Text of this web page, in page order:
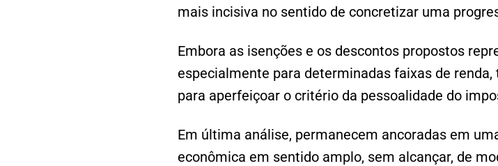
mais incisiva no sentido de concretizar uma
Embora as isenções e os descontos propostos
especialmente para determinadas faixas de
para aperfeiçoar o critério da pessoalidade do
Em última análise, permanecem ancoradas em
econômica em sentido amplo, sem alcançar, de